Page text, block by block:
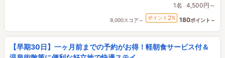
1名 4,500円～
9,000スコア～ ポイント 2% 180ポイント～
【早期30日】一ヶ月前までの予約がお得！軽朝食サービス付＆